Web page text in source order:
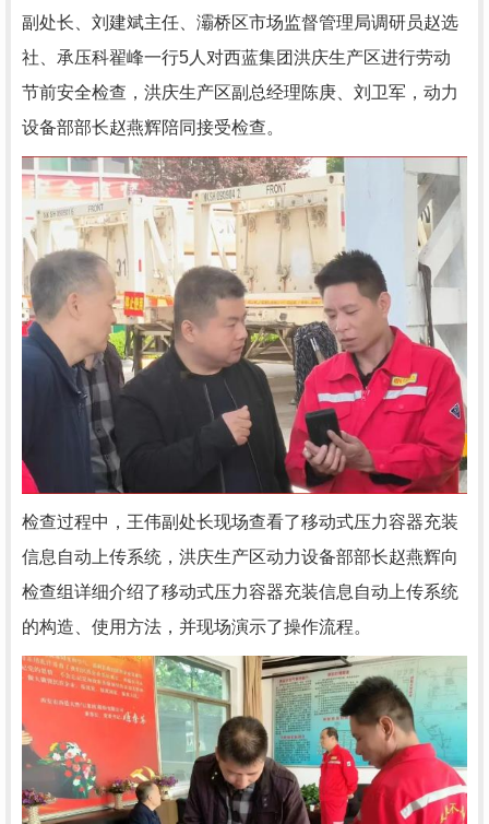
副处长、刘建斌主任、灞桥区市场监督管理局调研员赵选
社、承压科翟峰一行5人对西蓝集团洪庆生产区进行劳动
节前安全检查，洪庆生产区副总经理陈庚、刘卫军，动力
设备部部长赵燕辉陪同接受检查。
检查过程中，王伟副处长现场查看了移动式压力容器充装
信息自动上传系统，洪庆生产区动力设备部部长赵燕辉向
检查组详细介绍了移动式压力容器充装信息自动上传系统
的构造、使用方法，并现场演示了操作流程。